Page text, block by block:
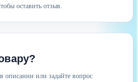
оставить отзыв.
описании или задайте вопрос